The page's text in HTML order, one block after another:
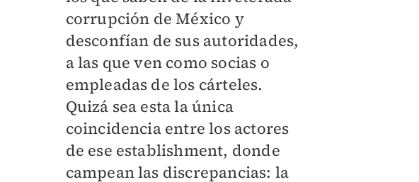
corrupción de México y
desconfían de sus autoridades,
a las que ven como socias o
empleadas de los cárteles.
Quizá sea esta la única
coincidencia entre los actores
de ese establishment, donde
campean las discrepancias: la